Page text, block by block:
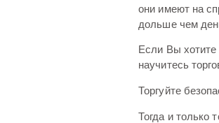
они имеют на
дольше чем
Если Вы
научитесь
Торгуйте
Тогда и только